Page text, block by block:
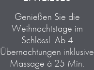
Genießen Sie die
Weihnachtstage im
Schlössl. Ab 4
Übernachtungen inklusive
Massage à 25 Min.